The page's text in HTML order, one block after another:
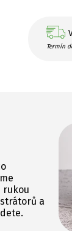
Termín
rukou
a